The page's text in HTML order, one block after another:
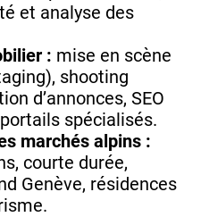
et analyse des
: mise en scène
shooting
d’annonces, SEO
spécialisés.
marchés alpins :
courte durée,
Genève, résidences